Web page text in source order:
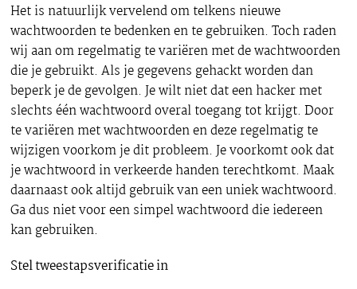
Het is natuurlijk vervelend om telkens nieuwe
wachtwoorden te bedenken en te gebruiken. Toch raden
wij aan om regelmatig te variëren met de wachtwoorden
die je gebruikt. Als je gegevens gehackt worden dan
beperk je de gevolgen. Je wilt niet dat een hacker met
slechts één wachtwoord overal toegang tot krijgt. Door
te variëren met wachtwoorden en deze regelmatig te
wijzigen voorkom je dit probleem. Je voorkomt ook dat
je wachtwoord in verkeerde handen terechtkomt. Maak
daarnaast ook altijd gebruik van een uniek wachtwoord.
Ga dus niet voor een simpel wachtwoord die iedereen
kan gebruiken.
Stel tweestapsverificatie in